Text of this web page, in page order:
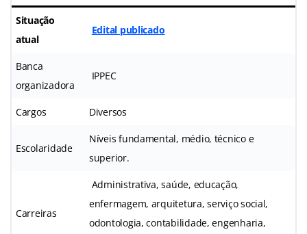
Situação
atual
Edital publicado
Banca
organizadora
IPPEC
Cargos Diversos
Escolaridade
Níveis fundamental, médio, técnico e
superior.
Carreiras
Administrativa, saúde, educação,
enfermagem, arquitetura, serviço social,
odontologia, contabilidade, engenharia,